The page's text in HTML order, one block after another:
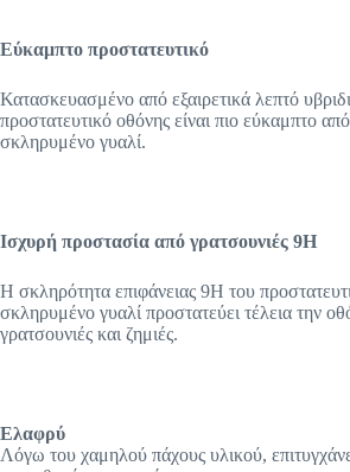
Εύκαμπτο προστατευτικό
Κατασκευασμένο από εξαιρετικά λεπτό
προστατευτικό οθόνης είναι πιο εύκαμπτο
σκληρυμένο γυαλί.
Ισχυρή προστασία από γρατσουνιές 9H
Η σκληρότητα επιφάνειας 9H του
σκληρυμένο γυαλί προστατεύει τέλεια την
γρατσουνιές και ζημιές.
Ελαφρύ
Λόγω του χαμηλού πάχους υλικού,